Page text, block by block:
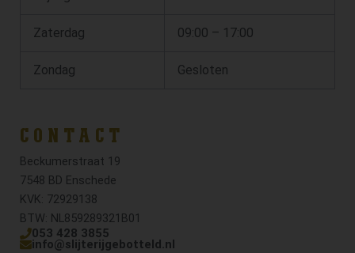
Zaterdag 09:00 – 17:00
Zondag Gesloten
CONTACT
Beckumerstraat 19
7548 BD Enschede
KVK: 72929138
BTW: NL859289321B01
053 428 3855
info@slijterijgebotteld.nl